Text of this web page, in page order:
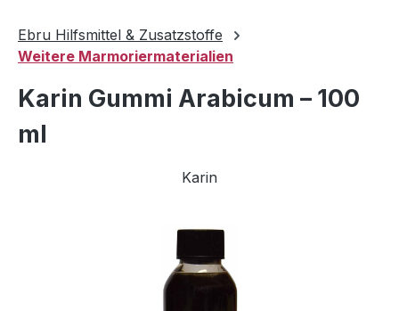
Ebru Hilfsmittel & Zusatzstoffe
Weitere Marmoriermaterialien
Karin Gummi Arabicum – 100
ml
Karin
Bildergalerie überspringen